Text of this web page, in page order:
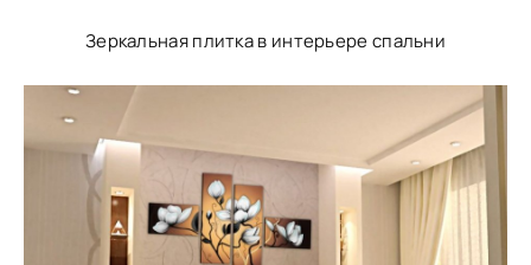
Зеркальная плитка в интерьере спальни